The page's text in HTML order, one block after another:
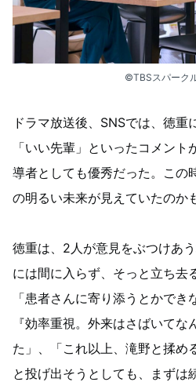
©︎TBSスパーク
ドラマ放送後、SNSでは、徳重
「いい先輩」といったコメン
導者としても優秀だった。この
の明るい未来が見えていたのか
徳重は、2人が意見をぶつけあ
には間に入らず、そっと立ち去
「患者さんに寄り添うとかでき
『効率重視。外来はさばいてな
た」、「これ以上、滝野と揉め
と投げ出そうとしても、まずは